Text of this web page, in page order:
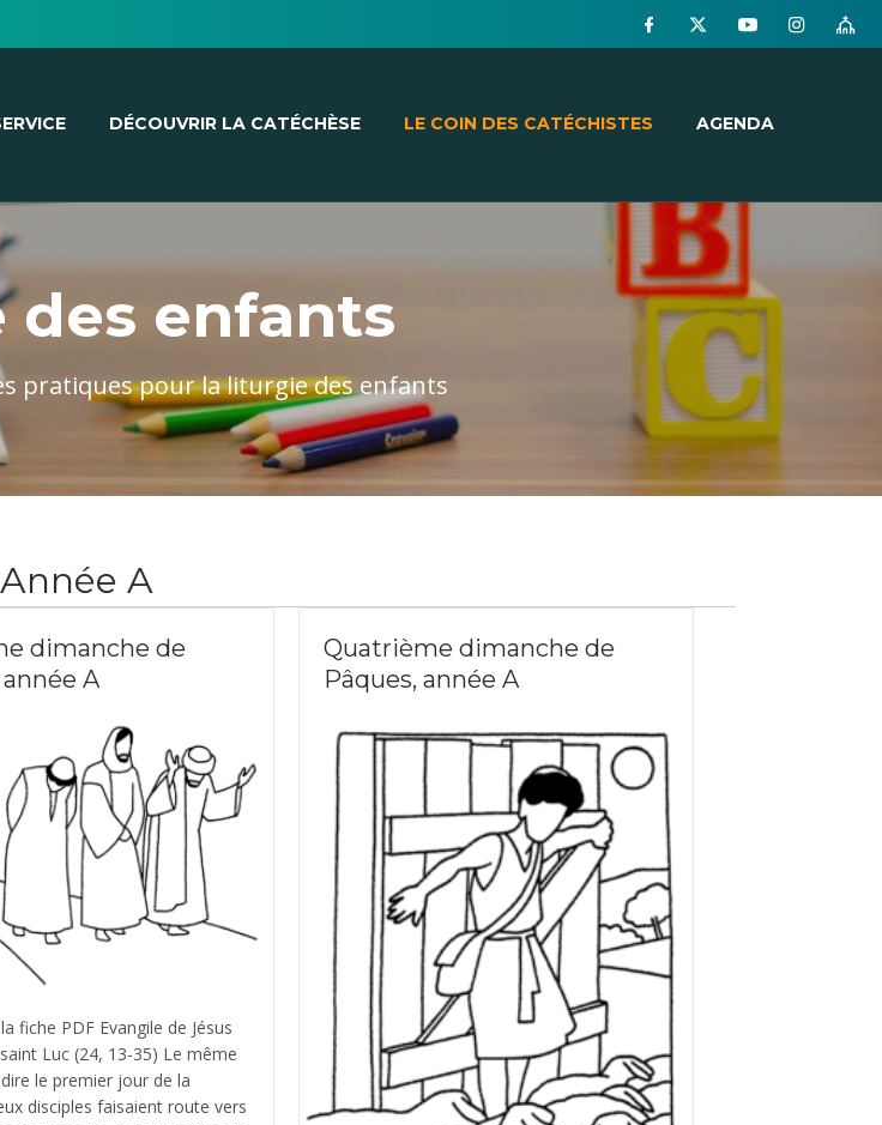
DÉCOUVRIR LA CATÉCHÈSE LE COIN DES CATÉCHISTES AGENDA
enfants
pratiques pour la liturgie des enfants
Année A
dimanche de
A
fiche PDF Evangile de Jésus
Luc (24, 13-35) Le même
le premier jour de la
disciples faisaient route vers
Quatrième dimanche de
Pâques, année A